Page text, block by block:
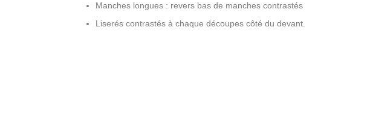
Manches longues : revers bas de manches contrastés
Liserés contrastés à chaque découpes côté du devant.